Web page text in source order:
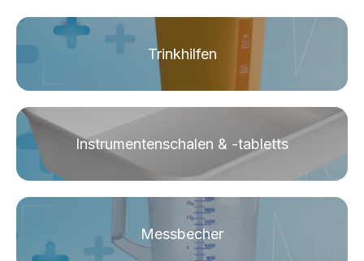
Trinkhilfen
Instrumentenschalen & -tabletts
Messbecher